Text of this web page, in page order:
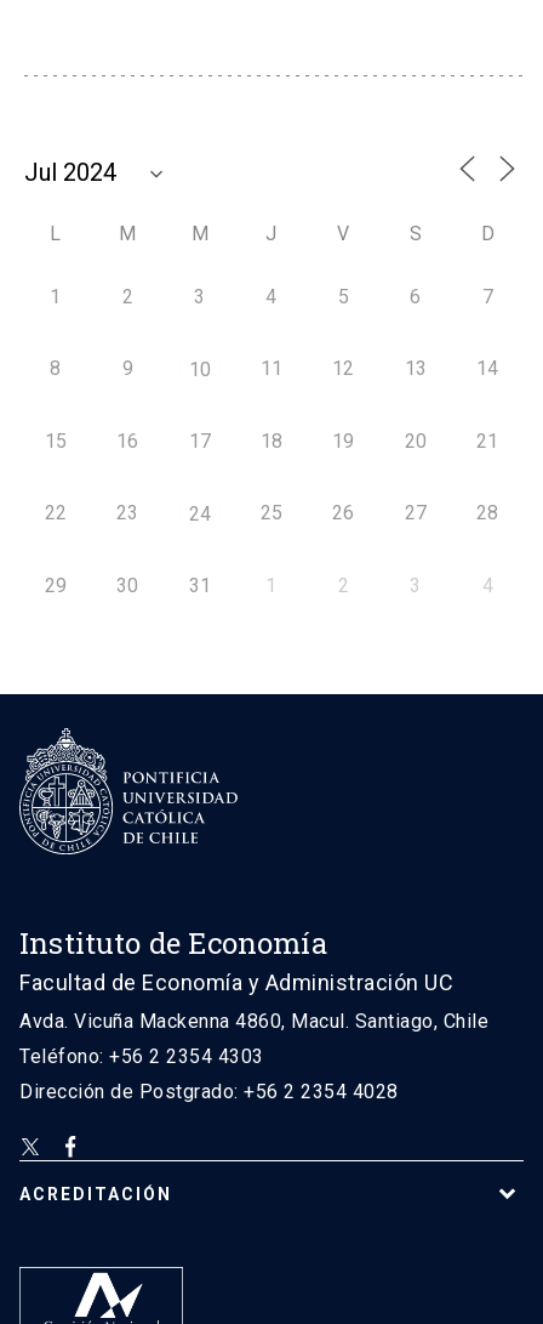
L M M J V S D
1 2 3 4 5 6 7
8 9 10 11 12 13 14
15 16 17 18 19 20 21
22 23 24 25 26 27 28
29 30 31 1 2 3 4
Instituto de Economía
Facultad de Economía y Administración UC
Avda. Vicuña Mackenna 4860, Macul. Santiago, Chile
Teléfono: +56 2 2354 4303
Dirección de Postgrado: +56 2 2354 4028
ACREDITACIÓN